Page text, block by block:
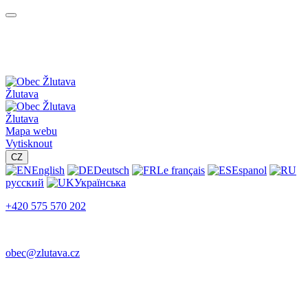
Žlutava
Žlutava
Mapa webu
Vytisknout
CZ
English Deutsch Le français
Espanol
русский
Українська
+420 575 570 202
obec@zlutava.cz